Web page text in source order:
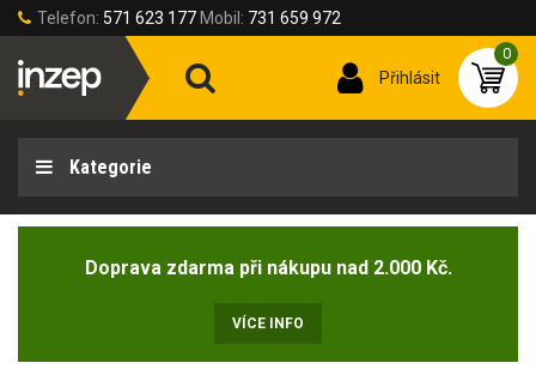
Telefon: 571 623 177 Mobil: 731 659 972
Přihlásit
0
Kategorie
Doprava zdarma při nákupu nad 2.000 Kč.
VÍCE INFO